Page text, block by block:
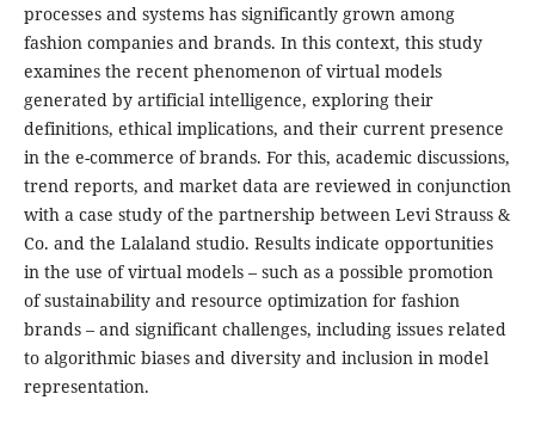
processes and systems has significantly grown among
fashion companies and brands. In this context, this study
examines the recent phenomenon of virtual models
generated by artificial intelligence, exploring their
definitions, ethical implications, and their current presence
in the e-commerce of brands. For this, academic discussions,
trend reports, and market data are reviewed in conjunction
with a case study of the partnership between Levi Strauss &
Co. and the Lalaland studio. Results indicate opportunities
in the use of virtual models – such as a possible promotion
of sustainability and resource optimization for fashion
brands – and significant challenges, including issues related
to algorithmic biases and diversity and inclusion in model
representation.